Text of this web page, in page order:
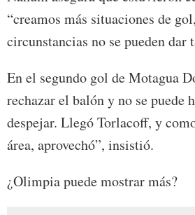
“creamos más situaciones de
circunstancias no se pueden dar
En el segundo gol de Motagua
rechazar el balón y no se puede
despejar. Llegó Torlacoff, y
área, aprovechó”, insistió.
¿Olimpia puede mostrar más?